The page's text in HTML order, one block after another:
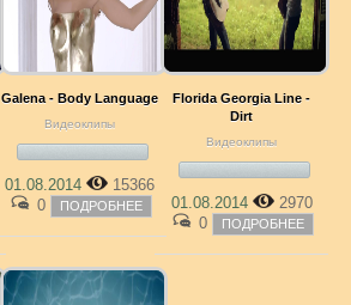
Galena - Body Language
Видеоклипы
01.08.2014
15366
0
ПОДРОБНЕЕ
Florida Georgia Line -
Dirt
Видеоклипы
01.08.2014
2970
0
ПОДРОБНЕЕ